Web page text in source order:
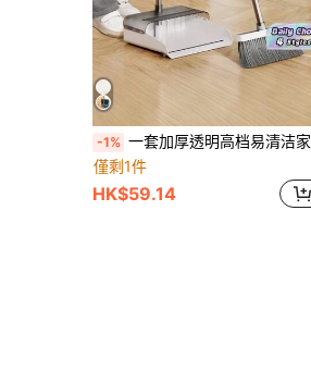
-1% 一套加厚透明高档易清洁家用批发扫帚簸箕套装居家清洁用品扫地组合必备
僅剩1件
HK$59.14